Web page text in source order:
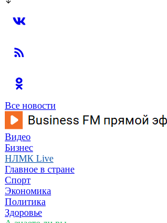
Все новости
Видео
Бизнес
НЛМК Live
Главное в стране
Спорт
Экономика
Политика
Здоровье